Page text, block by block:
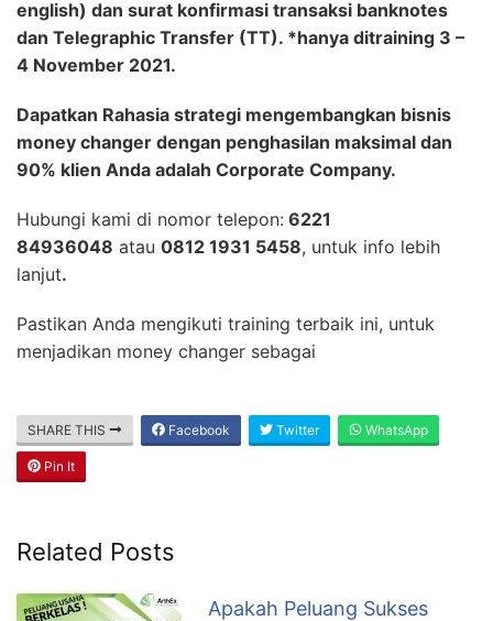
english) dan surat konfirmasi transaksi banknotes
dan Telegraphic Transfer (TT). *hanya ditraining 3 –
4 November 2021.
Dapatkan Rahasia strategi mengembangkan bisnis
money changer dengan penghasilan maksimal dan
90% klien Anda adalah Corporate Company.
Hubungi kami di nomor telepon: 6221
84936048 atau 0812 1931 5458, untuk info lebih
lanjut.
Pastikan Anda mengikuti training terbaik ini, untuk
menjadikan money changer sebagai
SHARE THIS Facebook Twitter WhatsApp
Pin It
Related Posts
Apakah Peluang Sukses